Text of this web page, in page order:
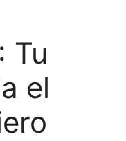
Tu
el